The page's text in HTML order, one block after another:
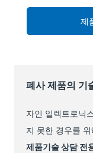
제
폐사 제품의 기
자인 일렉트로닉
지 못한 경우를 위
제품기술 상담 전